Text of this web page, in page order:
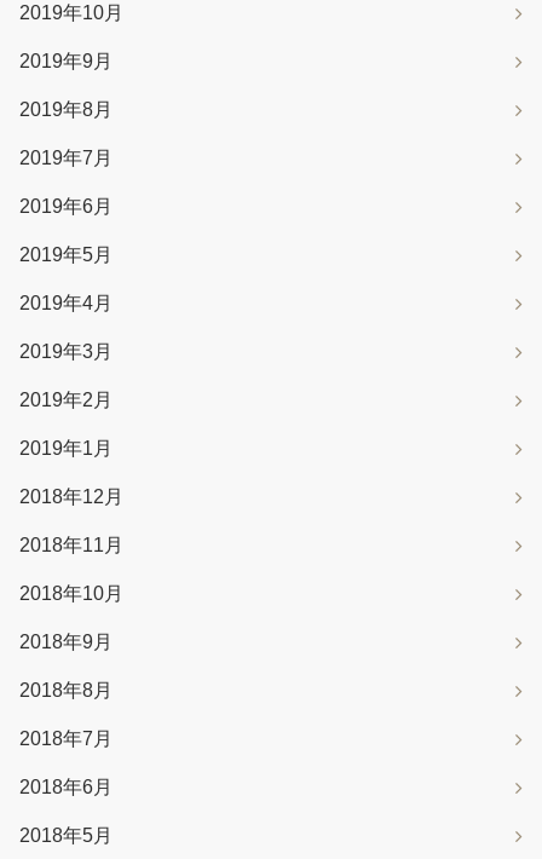
2019年10月
2019年9月
2019年8月
2019年7月
2019年6月
2019年5月
2019年4月
2019年3月
2019年2月
2019年1月
2018年12月
2018年11月
2018年10月
2018年9月
2018年8月
2018年7月
2018年6月
2018年5月